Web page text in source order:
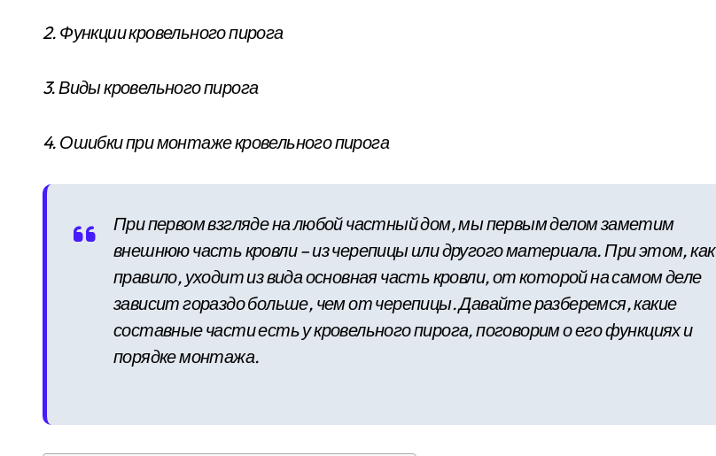
2. Функции кровельного пирога
3. Виды кровельного пирога
4. Ошибки при монтаже кровельного пирога
При первом взгляде на любой частный дом, мы первым делом заметим
внешнюю часть кровли – из черепицы или другого материала. При этом, как
правило, уходит из вида основная часть кровли, от которой на самом деле
зависит гораздо больше, чем от черепицы. Давайте разберемся, какие
составные части есть у кровельного пирога, поговорим о его функциях и
порядке монтажа.